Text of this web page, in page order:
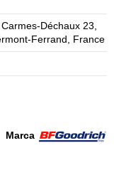
Déchaux 23,
Ferrand, France
Marca